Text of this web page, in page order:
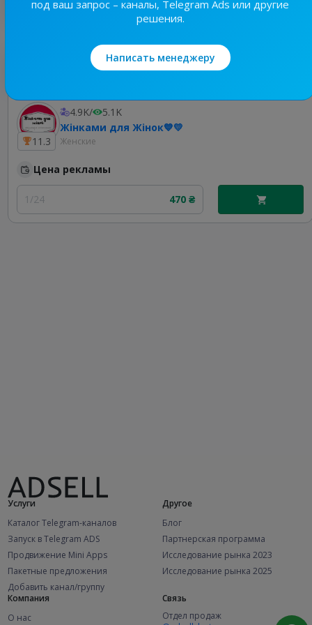
Лучшие по теме
11.3
4.9K/
5.1K
Жінками для Жінок💙💛
Женские
Цена рекламы
1/24 470 ₴
Услуги
Каталог Telegram-каналов
Запуск в Telegram ADS
Продвижение Mini Apps
Пакетные предложения
Добавить канал/группу
Другое
Блог
Партнерская программа
Исследование рынка 2023
Исследование рынка 2025
Компания
О нас
Связь
Отдел продаж
под ваш запрос – каналы, Telegram Ads или другие
решения.
Написать менеджеру